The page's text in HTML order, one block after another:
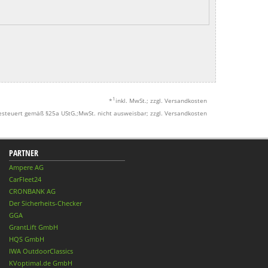
* 1 inkl. MwSt.; zzgl. Versandkosten
gemäß §25a UStG.;MwSt. nicht ausweisbar; zzgl. Versandkosten
PARTNER
Ampere AG
CarFleet24
CRONBANK AG
Der Sicherheits-Checker
GGA
GrantLift GmbH
HQS GmbH
IWA OutdoorClassics
KVoptimal.de GmbH